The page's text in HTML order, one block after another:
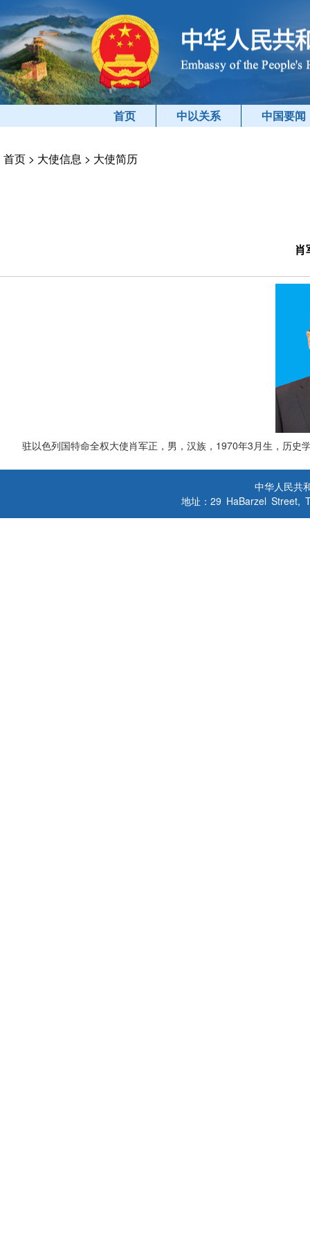
首页 中以关系 中国要闻
首页 > 大使信息 > 大使简历
肖
驻以色列国特命全权大使肖军正，男，汉族，1970年3月生，历史
中华人民共
地址：29 HaBarzel Street,